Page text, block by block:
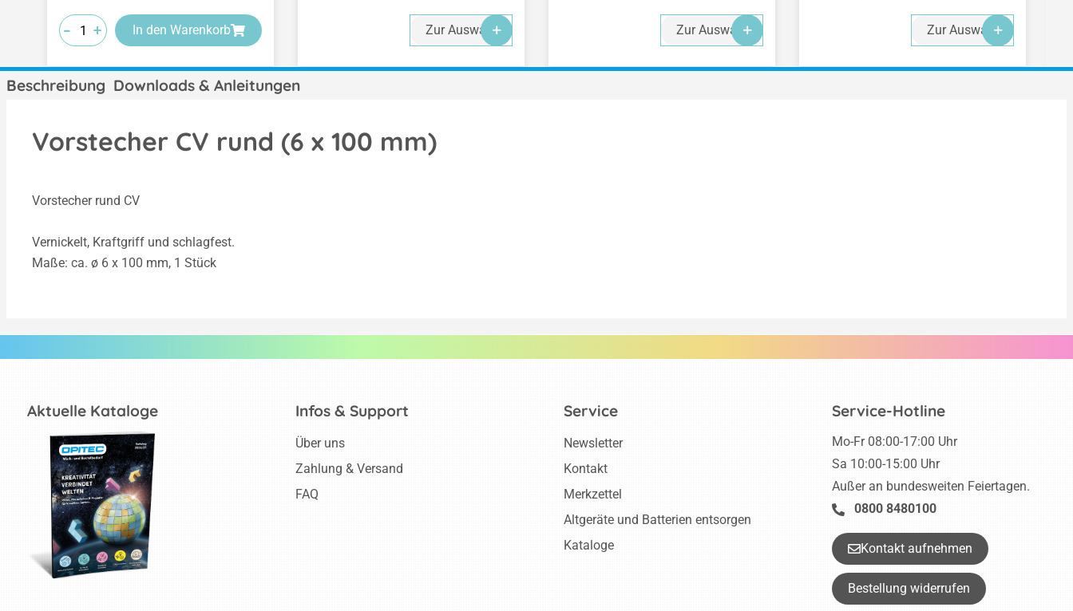
-
-
- +
+
+ In den Warenkorb Zur Auswahl Zur Auswahl Zur Auswahl
Beschreibung Downloads & Anleitungen
Vorstecher CV rund (6 x 100 mm)
Vorstecher rund CV
Vernickelt, Kraftgriff und schlagfest.
Maße: ca. ø 6 x 100 mm, 1 Stück
Aktuelle Kataloge Service-Hotline
Mo-Fr 08:00-17:00 Uhr
Sa 10:00-15:00 Uhr
Außer an bundesweiten Feiertagen.
0800 8480100
Kontakt aufnehmen
Bestellung widerrufen
Infos & Support
Über uns
Zahlung & Versand
FAQ
Service
Newsletter
Kontakt
Merkzettel
Altgeräte und Batterien entsorgen
Kataloge